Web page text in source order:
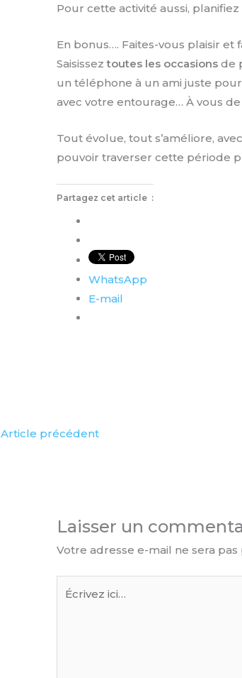
Pour cette activité aussi,
En bonus…. Faites-vous plaisir et
Saisisseztoutes les occasions de
un téléphone à un ami juste
avec votre entourage… À vous de
Tout évolue, tout s’améliore,
pouvoir traverser cette période
Partagez cet article :
WhatsApp
E-mail
Article précédent
Laisser un
Votre adresse e-mail ne sera pas